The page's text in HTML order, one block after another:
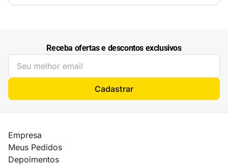
Receba ofertas e descontos exclusivos
Cadastrar
Empresa
Meus Pedidos
Depoimentos